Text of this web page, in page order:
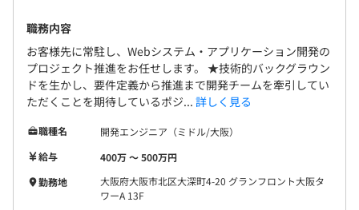
職務内容
お客様先に常駐し、Webシステム・アプリケーション開発の
プロジェクト推進をお任せします。 ★技術的バックグラウン
ドを生かし、要件定義から推進まで開発チームを牽引してい
ただくことを期待しているポジ... 詳しく見る
職種名
開発エンジニア（ミドル/大阪）
給与
400万 〜 500万円
勤務地
大阪府大阪市北区大深町4-20 グランフロント大阪タ
ワーA 13F